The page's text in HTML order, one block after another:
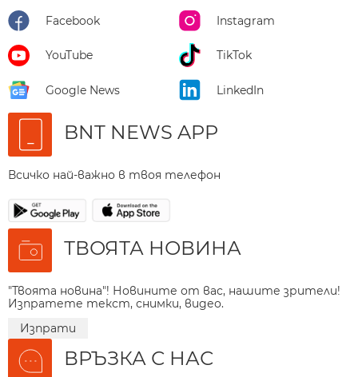
Facebook Instagram
YouTube TikTok
Google News LinkedIn
BNT NEWS APP
Всичко най-важно в твоя телефон
ТВОЯТА НОВИНА
"Твоята новина"! Новините от вас, нашите зрители!
Изпратете текст, снимки, видео.
Изпрати
ВРЪЗКА С НАС